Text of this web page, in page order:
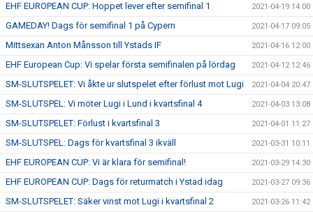
EHF EUROPEAN CUP: Hoppet lever efter semifinal 1 2021-04-19 14:00
GAMEDAY! Dags för semifinal 1 på Cypern 2021-04-17 09:05
Mittsexan Anton Månsson till Ystads IF 2021-04-16 12:00
EHF European Cup: Vi spelar första semifinalen på lördag 2021-04-12 12:46
SM-SLUTSPELET: Vi åkte ur slutspelet efter förlust mot Lugi 2021-04-04 20:47
SM-SLUTSPEL: Vi möter Lugi i Lund i kvartsfinal 4 2021-04-03 13:08
SM-SLUTSPELET: Förlust i kvartsfinal 3 2021-04-01 11:27
SM-SLUTSPEL: Dags för kvartsfinal 3 ikväll 2021-03-31 10:11
EHF EUROPEAN CUP: Vi är klara för semifinal! 2021-03-29 14:30
EHF EUROPEAN CUP: Dags för returmatch i Ystad idag 2021-03-27 09:36
SM-SLUTSPELET: Säker vinst mot Lugi i kvartsfinal 2 2021-03-26 11:42